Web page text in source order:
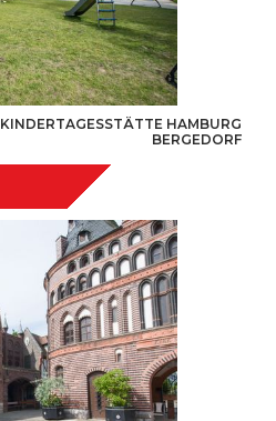
KINDERTAGESSTÄTTE HAMBURG
BERGEDORF